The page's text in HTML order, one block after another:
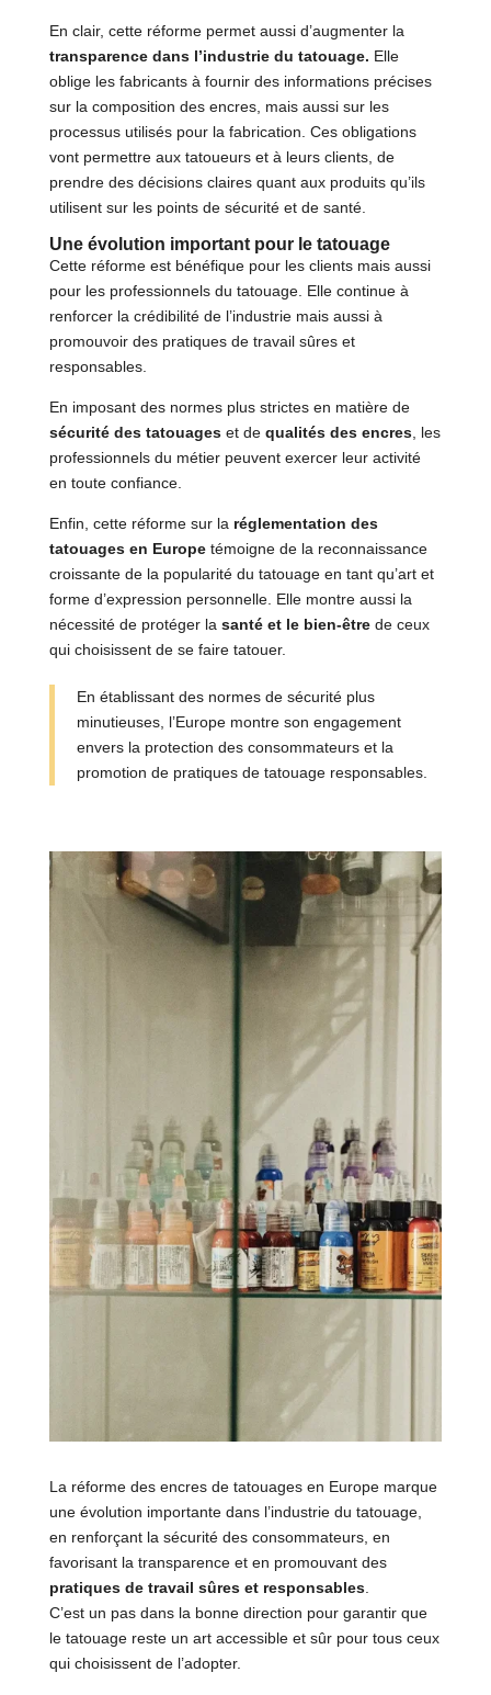
En clair, cette réforme permet aussi d’augmenter la
transparence dans l’industrie du tatouage. Elle
oblige les fabricants à fournir des informations précises
sur la composition des encres, mais aussi sur les
processus utilisés pour la fabrication. Ces obligations
vont permettre aux tatoueurs et à leurs clients, de
prendre des décisions claires quant aux produits qu’ils
utilisent sur les points de sécurité et de santé.
Une évolution important pour le tatouage
Cette réforme est bénéfique pour les clients mais aussi
pour les professionnels du tatouage. Elle continue à
renforcer la crédibilité de l’industrie mais aussi à
promouvoir des pratiques de travail sûres et
responsables.
En imposant des normes plus strictes en matière de
sécurité des tatouageset de qualités des encres, les
professionnels du métier peuvent exercer leur activité
en toute confiance.
Enfin, cette réforme sur la réglementation des
tatouages en Europetémoigne de la reconnaissance
croissante de la popularité du tatouage en tant qu’art et
forme d’expression personnelle. Elle montre aussi la
nécessité de protéger la santé et le bien-êtrede ceux
qui choisissent de se faire tatouer.
En établissant des normes de sécurité plus
minutieuses, l’Europe montre son engagement
envers la protection des consommateurs et la
promotion de pratiques de tatouage responsables.
La réforme des encres de tatouages en Europe marque
une évolution importante dans l’industrie du tatouage,
en renforçant la sécurité des consommateurs, en
favorisant la transparence et en promouvant des
pratiques de travail sûres et responsables.
C’est un pas dans la bonne direction pour garantir que
le tatouage reste un art accessible et sûr pour tous ceux
qui choisissent de l’adopter.